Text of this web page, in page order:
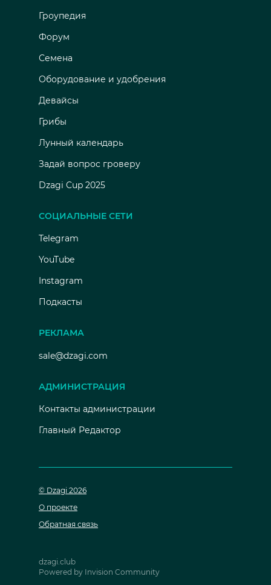
Гроупедия
Форум
Семена
Оборудование и удобрения
Девайсы
Грибы
Лунный календарь
Задай вопрос гроверу
Dzagi Cup 2025
СОЦИАЛЬНЫЕ СЕТИ
Telegram
YouTube
Instagram
Подкасты
РЕКЛАМА
sale@dzagi.com
АДМИНИСТРАЦИЯ
Контакты администрации
Главный Редактор
© Dzagi 2026
О проекте
Обратная связь
dzagi.club
Powered by Invision Community